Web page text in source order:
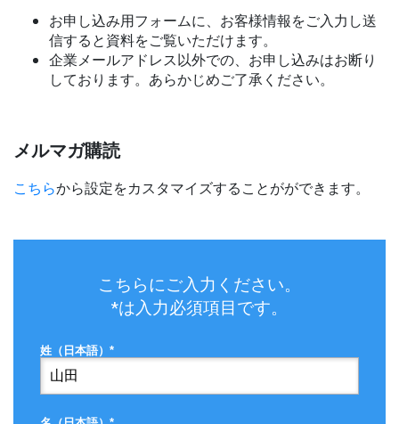
お申し込み用フォームに、お客様情報をご入力し送
信すると資料をご覧いただけます。
企業メールアドレス以外での、お申し込みはお断り
しております。あらかじめご了承ください。
メルマガ購読
こちらから設定をカスタマイズすることがができます。
こちらにご入力ください。
*は入力必須項目です。
姓（日本語）*